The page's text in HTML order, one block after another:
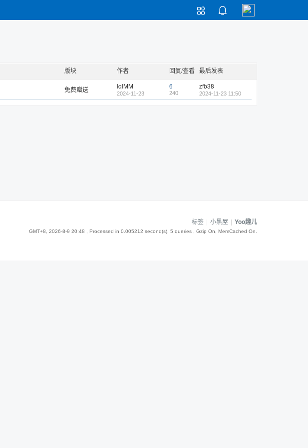


版块 作者 回复/查看 最后发表
免费赠送 lqlMM
2024-11-23
6
240
zfb38
2024-11-23 11:50
标签 | 小黑屋 | Yoo趣儿
GMT+8, 2026-8-9 20:48 , Processed in 0.005212 second(s), 5 queries , Gzip On, MemCached On.